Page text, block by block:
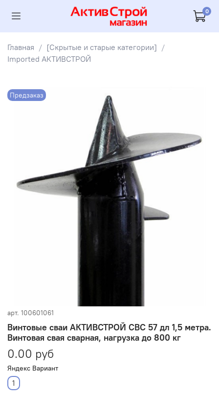
0
Главная
[Скрытые и старые категории]
Imported АКТИВСТРОЙ
Предзаказ
арт. 100601061
Винтовые сваи АКТИВСТРОЙ СВС 57 дл 1,5 метра.
Винтовая свая сварная, нагрузка до 800 кг
0.00 руб
Яндекс Вариант
1